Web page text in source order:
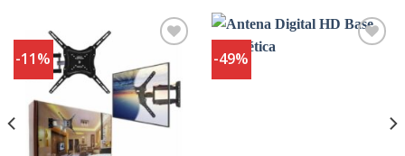
-11%
Agregar
a
Favoritos
-49%